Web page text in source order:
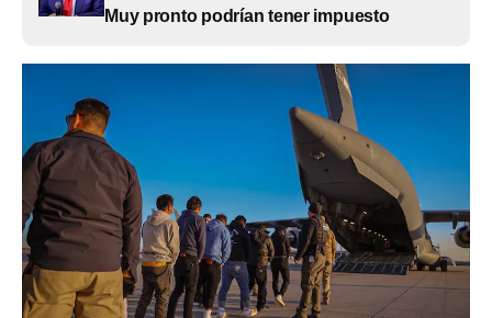
Muy pronto podrían tener impuesto